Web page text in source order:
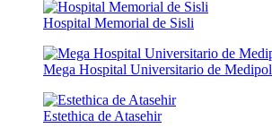
Hospital Memorial de Sisli
Mega Hospital Universitario de Medipol
Estethica de Atasehir